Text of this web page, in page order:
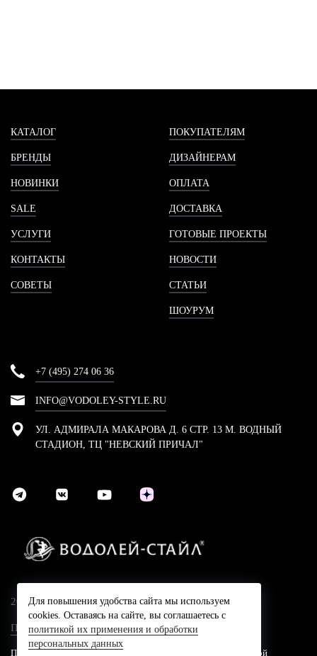
КАТАЛОГ
БРЕНДЫ
НОВИНКИ
SALE
УСЛУГИ
КОНТАКТЫ
СОВЕТЫ
ПОКУПАТЕЛЯМ
ДИЗАЙНЕРАМ
ОПЛАТА
ДОСТАВКА
ГОТОВЫЕ ПРОЕКТЫ
НОВОСТИ
СТАТЬИ
ШОУРУМ
+7 (495) 274 06 36
INFO@VODOLEY-STYLE.RU
УЛ. АДМИРАЛА МАКАРОВА Д. 6 СТР. 13 М. ВОДНЫЙ
СТАДИОН, ТЦ "НЕВСКИЙ ПРИЧАЛ"
2024 © Компания Водолей-Cтайл
Политика конфидециальности
Представленные на сайте цены не являются публичной офертой
Для повышения удобства сайта мы используем
cookies. Оставаясь на сайте, вы соглашаетесь с
политикой их применения и обработки
персональных данных